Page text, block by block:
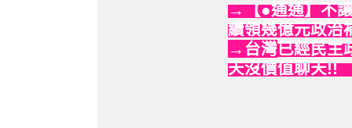
→【●通通】不
續領幾億元政治
→台灣已經民主
天沒價值聊天